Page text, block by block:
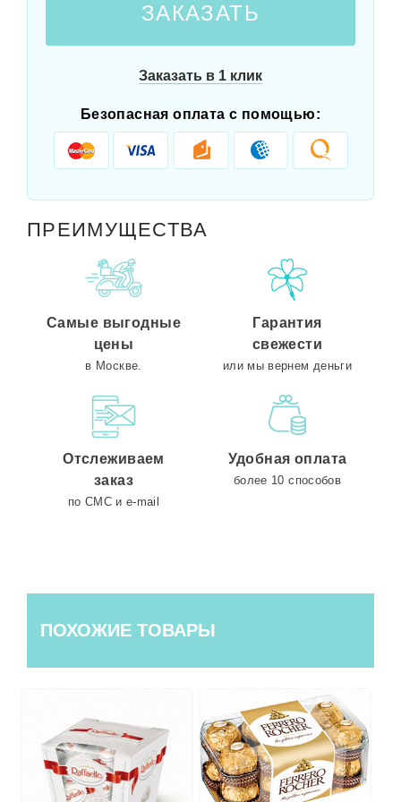
ЗАКАЗАТЬ
Заказать в 1 клик
Безопасная оплата с помощью:
ПРЕИМУЩЕСТВА
Самые выгодные
цены
в Москве.
Гарантия
свежести
или мы вернем деньги
Отслеживаем
заказ
по СМС и e-mail
Удобная оплата
более 10 способов
ПОХОЖИЕ ТОВАРЫ